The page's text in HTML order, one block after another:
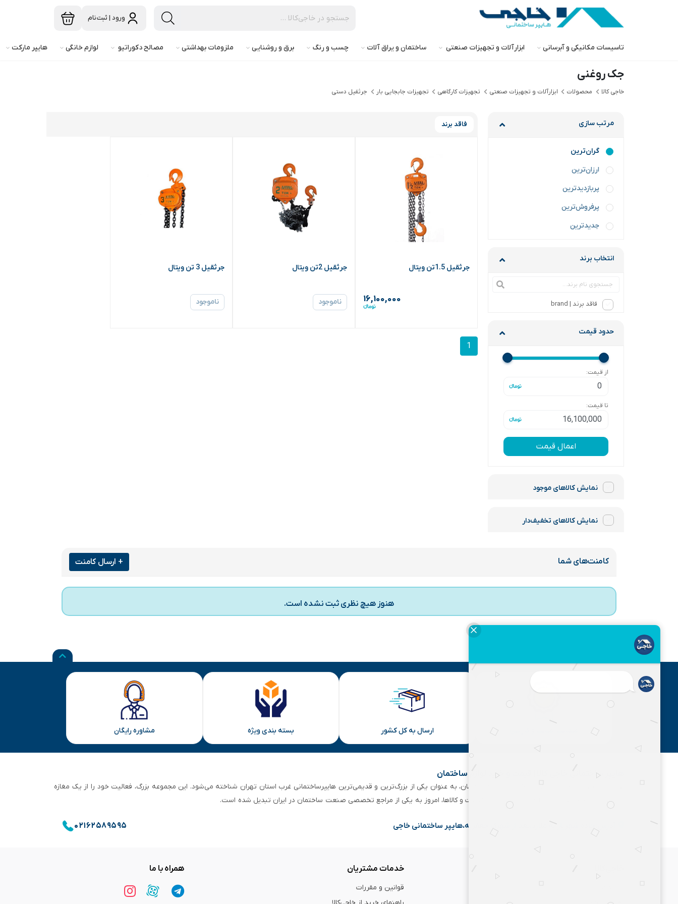
ورود | ثبت‌نام
تاسیسات مکانیکی و آبرسانی ابزارآلات و تجهیزات صنعتی ساختمان و یراق آلات چسب و رنگ برق و روشنایی ملزومات بهداشتی مصالح دکوراتیو لوازم خانگی هایپر مارکت
جک روغنی
خاجی‌ کالا محصولات ابزارآلات و تجهیزات صنعتی تجهیزات کارگاهی تجهیزات جابجایی بار جرثقیل دستی
مرتب سازی
گران‌ترین
ارزان‌ترین
پربازدیدترین
پرفروش‌ترین
جدیدترین
انتخاب برند
فاقد برند | brand
حدود قیمت
از قیمت:
تا قیمت:
اعمال قیمت
نمایش کالاهای موجود
نمایش کالاهای تخفیف‌دار
فاقد برند
جرثقیل 1.5تن ویتال
۱۶,۱۰۰,۰۰۰
جرثقیل 2تن ویتال
ناموجود
جرثقیل 3 تن ویتال
ناموجود
1
کامنت‌های شما + ارسال کامنت
هنوز هیچ نظری ثبت نشده است.
ارسال به کل کشور بسته بندی ویژه مشاوره رایگان
هایپر ساختمانی خاجی‌ کالا | قیمت و خرید لوازم ساختمان
هایپر ساختمانی خاجی‌ با بیش از ۵۰ سال سابقه‌ درخشان، به عنوان یکی از بزرگ‌ترین و قدیمی‌ترین هایپرساختمانی‌ غرب استان تهران شناخته می‌شود. این مجموعه بزرگ، فعالیت خود را از یک مغازه
ابزارفروشی کوچک آغاز کرد و با گسترش تدریجی خدمات و کالاها، امروز به یکی از مراجع تخصصی صنعت ساختمان در ایران تبدیل شده است.
آدرس:جاده شهریار به ملارد،بعد از شهرک جعفریه،هایپر ساختمانی خاجی ۰۲۱۶۲۵۸۹۵۹۵
خدمات مشتریان
قوانین و مقررات
همراه با ما